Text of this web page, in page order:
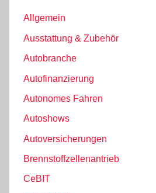
Allgemein
Ausstattung & Zubehör
Autobranche
Autofinanzierung
Autonomes Fahren
Autoshows
Autoversicherungen
Brennstoffzellenantrieb
CeBIT